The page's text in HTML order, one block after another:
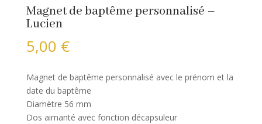
Magnet de baptême personnalisé –
Lucien
5,00 €
Magnet de baptême personnalisé avec le prénom et la
date du baptême
Diamètre 56 mm
Dos aimanté avec fonction décapsuleur